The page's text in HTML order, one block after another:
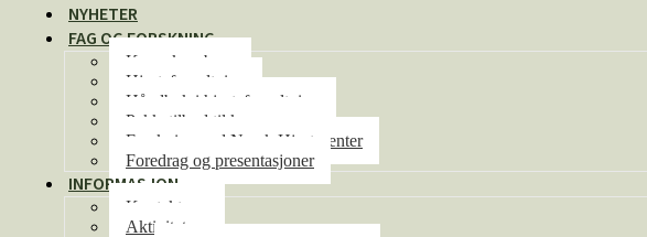
NYHETER
FAG OG FORSKNING
Kunnskapsbase
Hjorteforvaltning
Håndbok i hjorteforvaltning
Pakketilbud til kommunene
Forskning ved Norsk Hjortesenter
Foredrag og presentasjoner
INFORMASJON
Kontakt oss
Aktiviteter